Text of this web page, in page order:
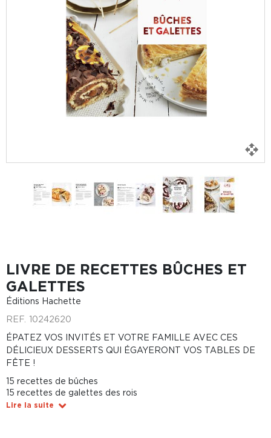
LIVRE DE RECETTES BÛCHES ET
GALETTES
Éditions Hachette
REF. 10242620
ÉPATEZ VOS INVITÉS ET VOTRE FAMILLE AVEC CES
DÉLICIEUX DESSERTS QUI ÉGAYERONT VOS TABLES DE
FÊTE !
15 recettes de bûches
15 recettes de galettes des rois
Lire la suite